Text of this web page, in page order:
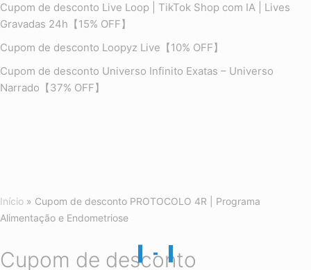
Cupom de desconto Live Loop | TikTok Shop com IA | Lives
Gravadas 24h【15% OFF】
Cupom de desconto Loopyz Live【10% OFF】
Cupom de desconto Universo Infinito Exatas – Universo
Narrado【37% OFF】
Início » Cupom de desconto PROTOCOLO 4R | Programa
Alimentação e Endometriose
Cupom de desconto